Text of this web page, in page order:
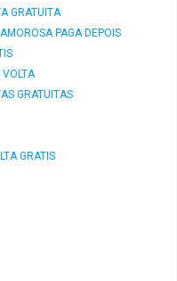
GRATUITA
PAGA DEPOIS
VOLTA
GRATUITAS
GRATIS